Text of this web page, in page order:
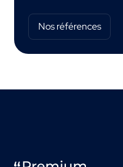
Nos références